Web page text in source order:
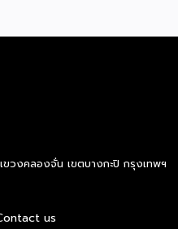
เวอร์ต่อ และล่าสุดคือการส่ง
นี้ ตลอดสองทศวรรษ
วงคลองจั่น เขตบางกะปิ กรุงเทพฯ
us